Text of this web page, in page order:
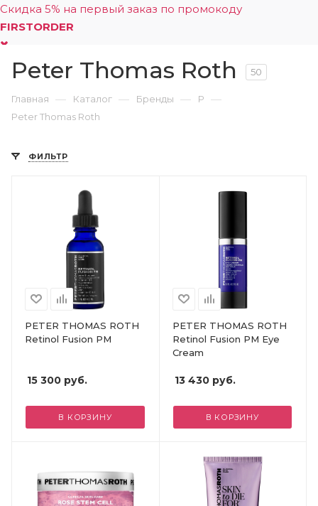
Скидка 5% на первый заказ по промокоду
FIRSTORDER
Peter Thomas Roth 50
Главная — Каталог — Бренды — P —
Peter Thomas Roth
ФИЛЬТР
PETER THOMAS ROTH
Retinol Fusion PM
15 300 руб.
В КОРЗИНУ
PETER THOMAS ROTH
Retinol Fusion PM Eye
Cream
13 430руб.
В КОРЗИНУ